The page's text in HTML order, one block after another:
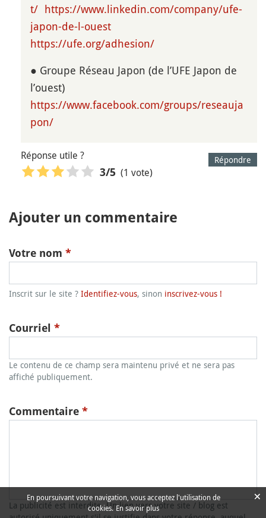
t/ https://www.linkedin.com/company/ufe-
japon-de-l-ouest
https://ufe.org/adhesion/
● Groupe Réseau Japon (de l’UFE Japon de
l’ouest)
https://www.facebook.com/groups/reseauja
pon/
Répondre
Réponse utile ?
3/5 (1 vote)
Ajouter un commentaire
Votre nom *
Inscrit sur le site ? Identifiez-vous, sinon inscrivez-vous !
Courriel *
Le contenu de ce champ sera maintenu privé et ne sera pas
affiché publiquement.
Commentaire *
La publicité est interdite. Un lien vers votre site / blog est
En poursuivant votre navigation, vous acceptez l'utilisation de
cookies. En savoir plus
×